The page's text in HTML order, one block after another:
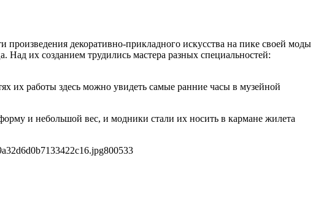
декоративно-прикладного искусства на пике своей моды
их созданием трудились мастера разных специальностей:
их работы здесь можно увидеть самые ранние часы в музейной
и небольшой вес, и модники стали их носить в кармане жилета
800533